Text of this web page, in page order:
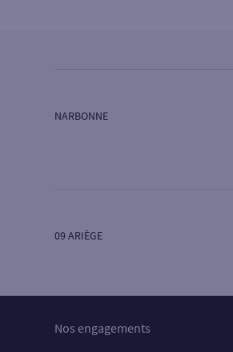
Ouvert aujourd’hui :
Ouvert aujourd’hui sur RDV :
5 Agence NARBONNE
SG COURTOIS
NARBONNE
09 ARIÈGE
Nos engagements